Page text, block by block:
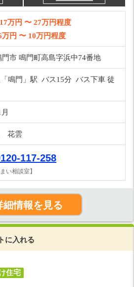
17万円 〜 27万円程度
万円 〜 10万円程度
門市 鳴門町高島字浜中74番地
「鳴門」駅 バス15分 バス下車 徒
花雲
117-258
い相談室】
細情報を見る
に入れる
住宅